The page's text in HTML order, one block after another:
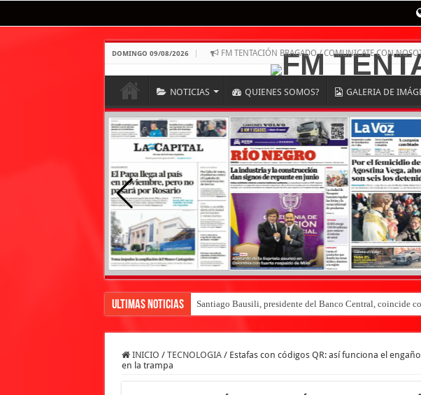
DOMINGO 09/08/2026 FM TENTACIÓN BRAGADO / COMUNICATE CON
NOTICIAS QUIENES SOMOS? GALERIA DE
Ultimas Noticias Santiago Bausili, presidente del Banco Central, coincide
INICIO / TECNOLOGIA / Estafas con códigos QR: así funciona el
en la trampa